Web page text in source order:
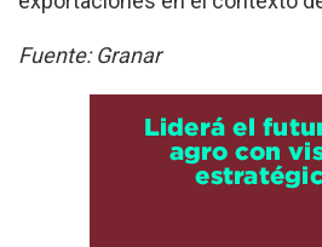
Fuente: Granar